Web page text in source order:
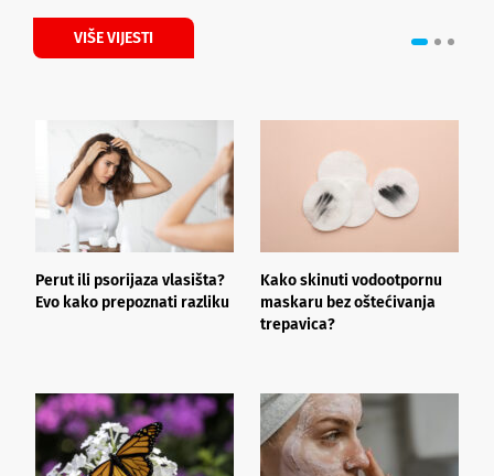
VIŠE VIJESTI
Perut ili psorijaza vlasišta?
Evo kako prepoznati razliku
Kako skinuti vodootpornu
maskaru bez oštećivanja
trepavica?